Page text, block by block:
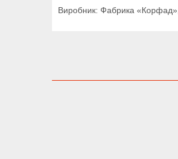
Виробник: Фабрика «Корфад»,